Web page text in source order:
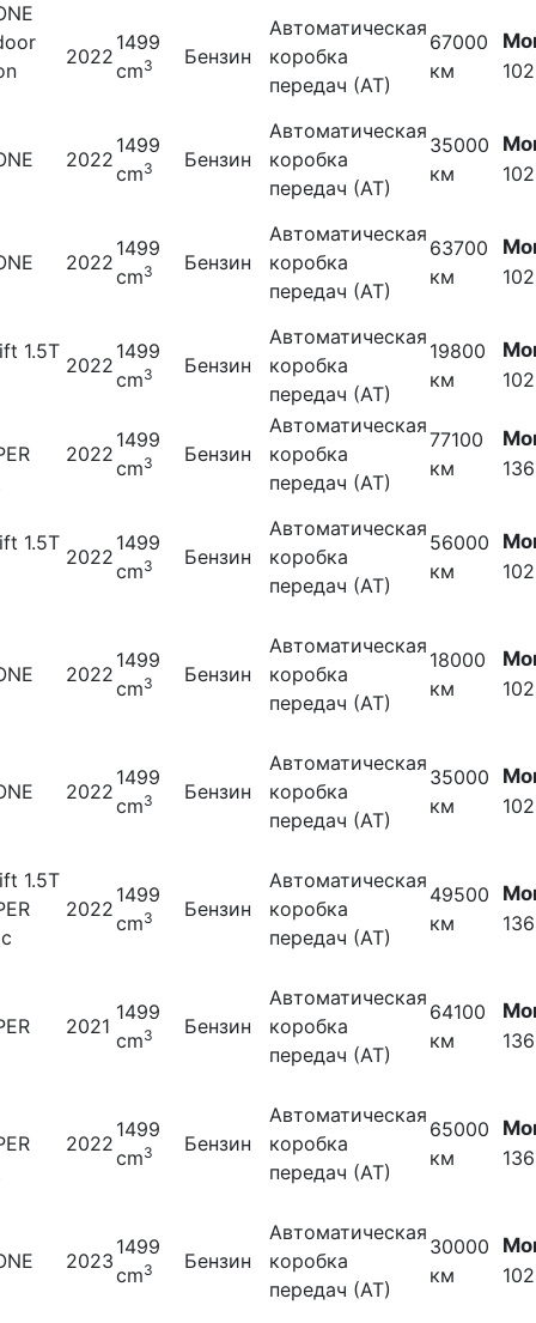
2022
1499
cm3 Бензин
Автоматическая
коробка
передач (АТ)
67000
км
2022
1499
cm3 Бензин
Автоматическая
коробка
передач (АТ)
35000
км
2022
1499
cm3 Бензин
Автоматическая
коробка
передач (АТ)
63700
км
1.5T
2022
1499
cm3 Бензин
Автоматическая
коробка
передач (АТ)
19800
км
2022
1499
cm3 Бензин
Автоматическая
коробка
передач (АТ)
77100
км
1.5T
2022
1499
cm3 Бензин
Автоматическая
коробка
передач (АТ)
56000
км
2022
1499
cm3 Бензин
Автоматическая
коробка
передач (АТ)
18000
км
2022
1499
cm3 Бензин
Автоматическая
коробка
передач (АТ)
35000
км
1.5T
2022
1499
cm3 Бензин
Автоматическая
коробка
передач (АТ)
49500
км
2021
1499
cm3 Бензин
Автоматическая
коробка
передач (АТ)
64100
км
2022
1499
cm3 Бензин
Автоматическая
коробка
передач (АТ)
65000
км
2023
1499
cm3 Бензин
Автоматическая
коробка
передач (АТ)
30000
км